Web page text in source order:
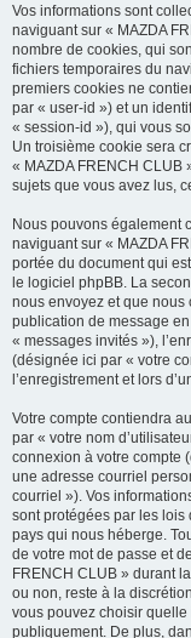
Vos informations sont
naviguant sur « MAZDA
nombre de cookies, qui
fichiers temporaires du
premiers cookies ne
par « user-id ») et un
« session-id »), qui vous
Un troisième cookie sera
« MAZDA FRENCH CLUB
sujets que vous avez lus,
Nous pouvons également
naviguant sur « MAZDA
portée du document qui
le logiciel phpBB. La
nous envoyez et que nous
publication de message
« messages invités »),
(désignée ici par « votre
l’enregistrement et lors
Votre compte contiendra
par « votre nom
connexion à votre compte
une adresse courriel
courriel »). Vos
sont protégées par les
pays qui nous héberge.
de votre mot de passe et
FRENCH CLUB » durant
ou non, reste à la
vous pouvez choisir
publiquement. De plus,